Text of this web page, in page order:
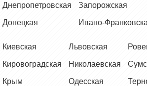
Днепропетровская
Донецкая
Запорожская
Ивано-
Киевская
Кировоградская
Крым
Львовская
Николаевская
Одесская